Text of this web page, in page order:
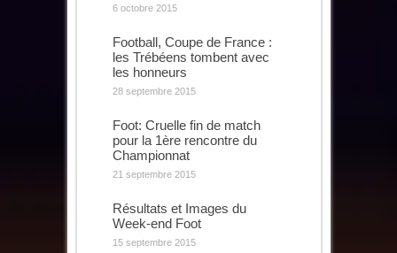
6 octobre 2015
Football, Coupe de France :
les Trébéens tombent avec
les honneurs
28 septembre 2015
Foot: Cruelle fin de match
pour la 1ère rencontre du
Championnat
21 septembre 2015
Résultats et Images du
Week-end Foot
15 septembre 2015